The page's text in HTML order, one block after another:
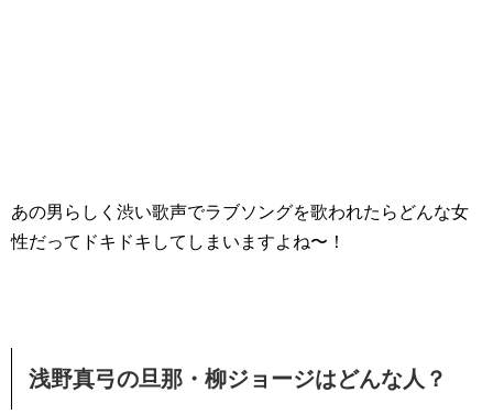
あの男らしく渋い歌声でラブソングを歌われたらどんな女
性だってドキドキしてしまいますよね〜！
浅野真弓の旦那・柳ジョージはどんな人？